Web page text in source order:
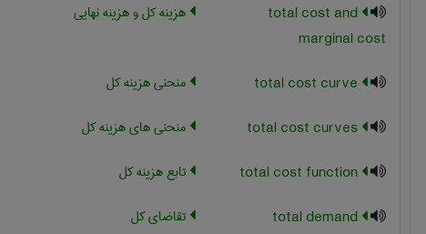
total cost and
marginal cost
هزینه کل و هزینه نهایی
منحنی هزینه کل
total cost curves
منحنی های هزینه کل
total cost function
تابع هزینه کل
total demand
تقاضای کل